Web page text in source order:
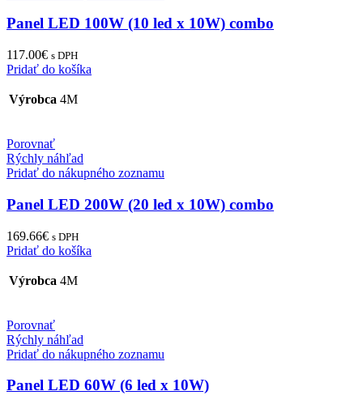
Panel LED 100W (10 led x 10W) combo
117.00€ s DPH
Pridať do košíka
Výrobca 4M
Porovnať
Rýchly náhľad
Pridať do nákupného zoznamu
Panel LED 200W (20 led x 10W) combo
169.66€ s DPH
Pridať do košíka
Výrobca 4M
Porovnať
Rýchly náhľad
Pridať do nákupného zoznamu
Panel LED 60W (6 led x 10W)